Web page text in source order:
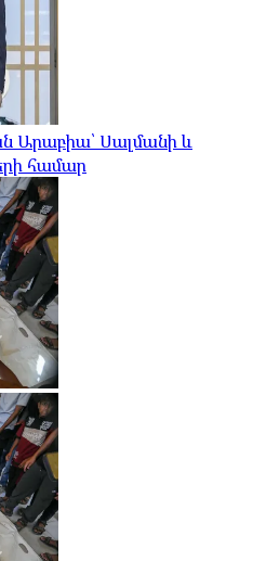
Արաբիա՝ Սալմանի և
համար